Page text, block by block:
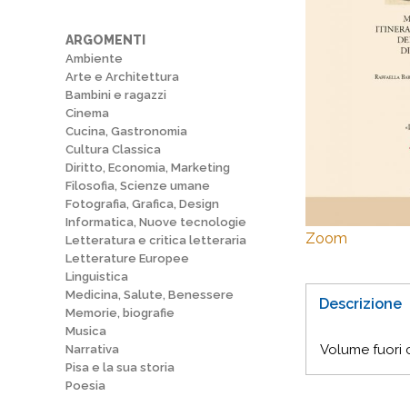
ARGOMENTI
Ambiente
Arte e Architettura
Bambini e ragazzi
Cinema
Cucina, Gastronomia
Cultura Classica
Diritto, Economia, Marketing
Filosofia, Scienze umane
Fotografia, Grafica, Design
Informatica, Nuove tecnologie
Letteratura e critica letteraria
Letterature Europee
Linguistica
Medicina, Salute, Benessere
Memorie, biografie
Musica
Narrativa
Pisa e la sua storia
Poesia
Zoom
Descrizione
Volume fuori